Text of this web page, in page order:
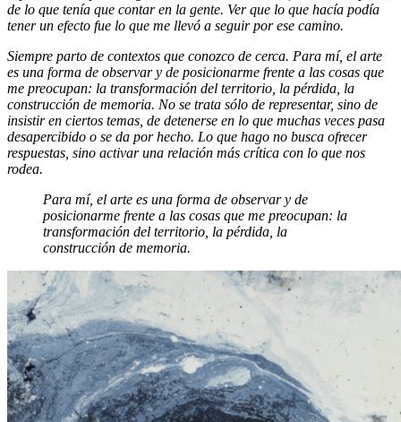
de lo que tenía que contar en la gente. Ver que lo que hacía podía
tener un efecto fue lo que me llevó a seguir por ese camino.
Siempre parto de contextos que conozco de cerca. Para mí, el arte
es una forma de observar y de posicionarme frente a las cosas que
me preocupan: la transformación del territorio, la pérdida, la
construcción de memoria. No se trata sólo de representar, sino de
insistir en ciertos temas, de detenerse en lo que muchas veces pasa
desapercibido o se da por hecho. Lo que hago no busca ofrecer
respuestas, sino activar una relación más crítica con lo que nos
rodea.
Para mí, el arte es una forma de observar y de
posicionarme frente a las cosas que me preocupan: la
transformación del territorio, la pérdida, la
construcción de memoria.